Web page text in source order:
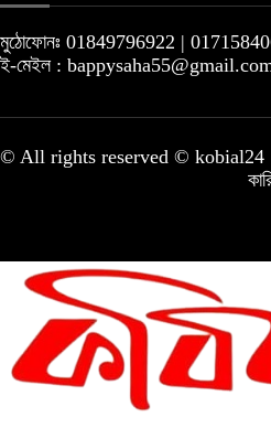
মুঠোফোনঃ 01849796922 |
ই-মেইল :
© All rights reserved © kobial24